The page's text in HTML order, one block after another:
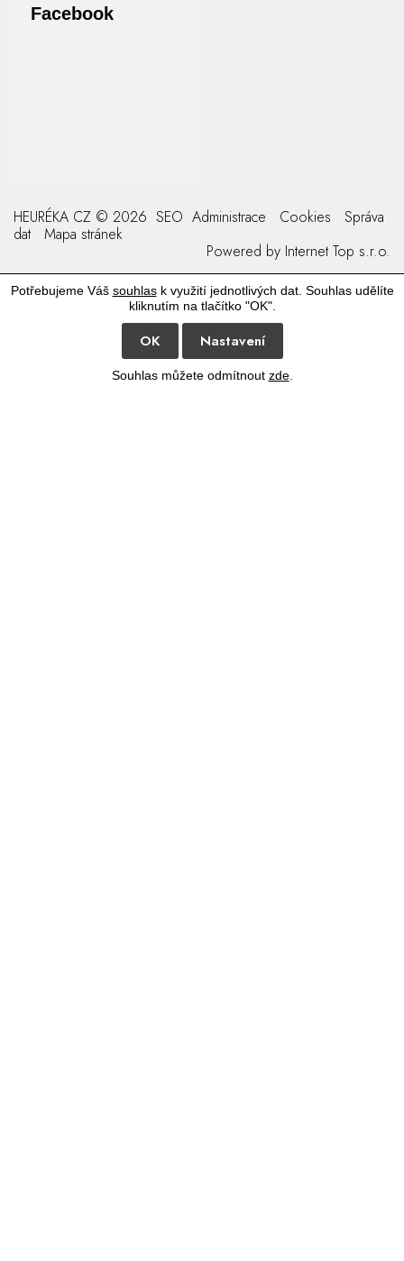
Facebook
HEURÉKA CZ © 2026 SEO Administrace Cookies
Správa
dat
Mapa stránek
Powered by Internet Top s.r.o.
Potřebujeme Váš souhlask využití jednotlivých dat. Souhlas udělíte
kliknutím na tlačítko "OK".
OK Nastavení
Souhlas můžete odmítnout zde.